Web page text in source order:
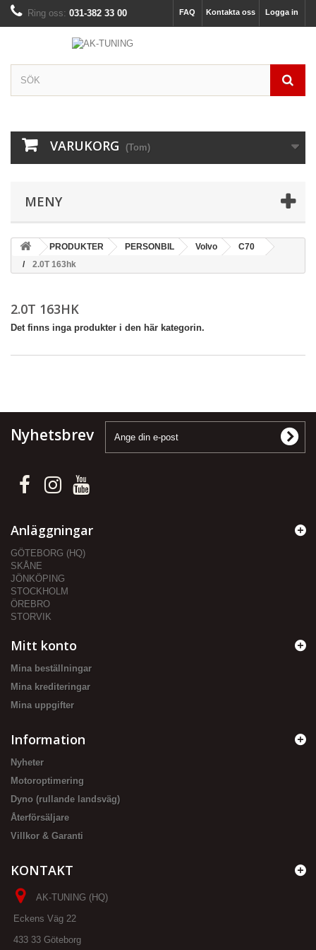
Logga in
Kontakta oss
FAQ
Ring oss: 031-382 33 00
VARUKORG (Tom)
MENY
PRODUKTER PERSONBIL Volvo
C70
2.0T 163hk
2.0T 163HK
Det finns inga produkter i den här kategorin.
Nyhetsbrev
Anläggningar
GÖTEBORG (HQ)
SKÅNE
JÖNKÖPING
STOCKHOLM
ÖREBRO
STORVIK
Mitt konto
Mina beställningar
Mina krediteringar
Mina uppgifter
Information
Nyheter
Motoroptimering
Dyno (rullande landsväg)
Återförsäljare
Villkor & Garanti
KONTAKT
AK-TUNING (HQ)
Eckens Väg 22
433 33 Göteborg